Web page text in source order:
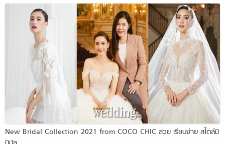
New Bridal Collection 2021 from COCO CHIC สวย เรียบง่าย สไตล์มิ